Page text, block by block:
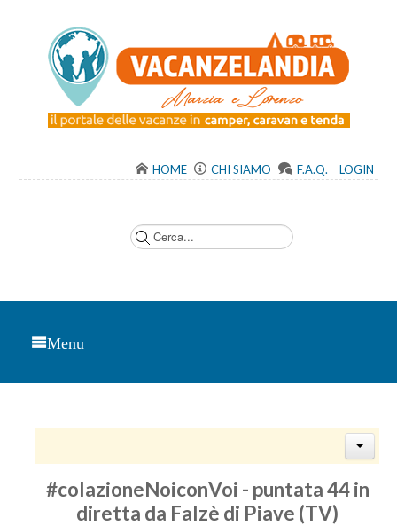
HOME CHI SIAMO F.A.Q. LOGIN
Menu
#colazioneNoiconVoi - puntata 44 in
diretta da Falzè di Piave (TV)